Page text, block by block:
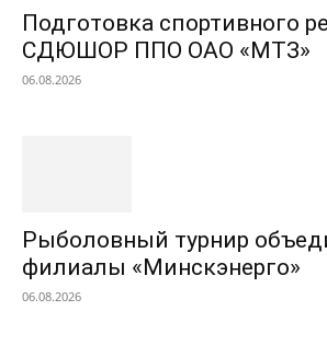
Подготовка спортивного
СДЮШОР ППО ОАО «МТЗ»
06.08.2026
Рыболовный турнир
филиалы «Минскэнерго»
06.08.2026